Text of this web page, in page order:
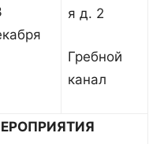
я д. 2
Гребной
канал